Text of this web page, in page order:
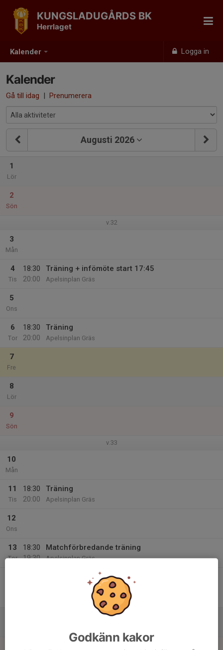
Kalender Logga in
KUNGSLADUGÅRDS BK
Herrlaget
Kalender
Gå till idag | Prenumerera
Augusti 2026
1
Lör
2
Sön
v.32
3
Mån
4
Tis
18:30
20:00
Träning + infömöte start 17:45
Apelsinplan Gräs
5
Ons
6
Tor
18:30
20:00
Träning
Apelsinplan Gräs
7
Fre
8
Lör
9
Sön
v.33
10
Mån
11
Tis
18:30
20:00
Träning
Apelsinplan Gräs
12
Ons
13
Tor
18:30
19:30
Matchförbredande träning
Apelsinplan Gräs
Match mot Utbynäs SK
Division 5B Herr
Lemmingvallen 1 Gräs
Godkänn kakor